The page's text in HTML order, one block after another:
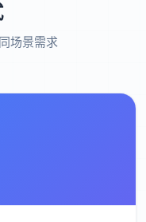
场景需求